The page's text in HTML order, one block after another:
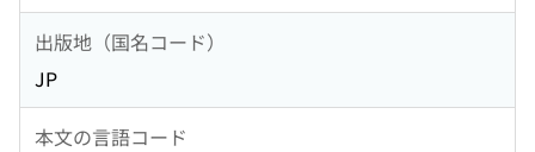
出版地（国名コード）
JP
本文の言語コード